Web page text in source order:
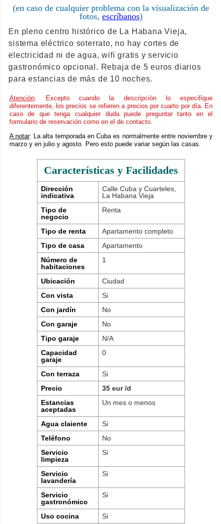
(en caso de cualquier problema con la visualización de
fotos, escríbanos)
En pleno centro histórico de La Habana Vieja,
sistema eléctrico soterrato, no hay cortes de
electricidad ni de agua, wifi gratis y servicio
gastronómico opcional. Rebaja de 5 euros diarios
para estancias de más de 10 noches.
Atención: Excepto cuando la descripción lo especifique
diferentemente, los precios se refieren a precios por cuarto por día. En
caso de que tenga cualquier duda puede preguntar tanto en el
formulario de reservación como en el de contacto.
A notar: La alta temporada en Cuba es normalmente entre noviembre y
marzo y en julio y agosto. Pero esto puede variar según las casas.
Características y Facilidades
Dirección
indicativa
Calle Cuba y Cuarteles,
La Habana Vieja
Tipo de
negocio
Renta
Tipo de renta
Apartamento completo
Tipo de casa
Apartamento
Número de
habitaciones
1
Ubicación
Ciudad
Con vista
Si
Con jardín
No
Con garaje
No
Tipo garaje
N/A
Capacidad
garaje
0
Con terraza
Si
Precio
35 eur /d
Estancias
aceptadas
Un mes o menos
Agua claiente
Si
Teléfono
No
Servicio
limpieza
Si
Servicio
lavandería
Si
Servicio
gastronómico
Si
Uso cocina
Si